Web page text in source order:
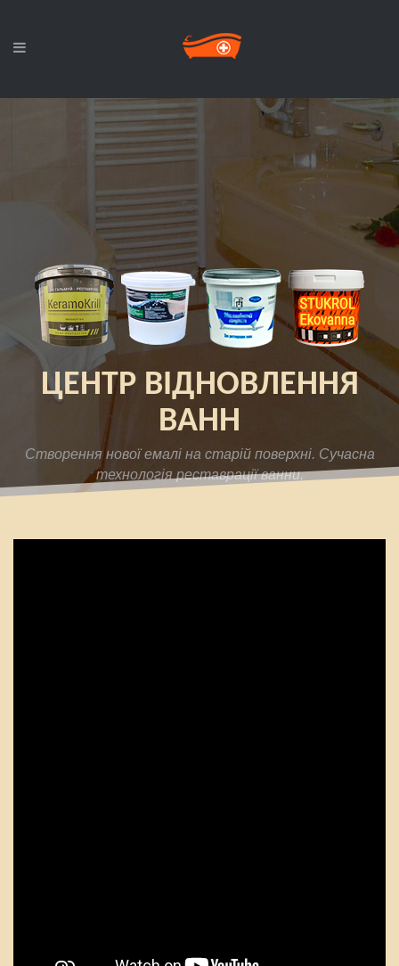
ЦЕНТР ВІДНОВЛЕННЯ
ВАНН
Cтворення нової емалі на старій поверхні. Сучасна
технологія реставрації ванни.